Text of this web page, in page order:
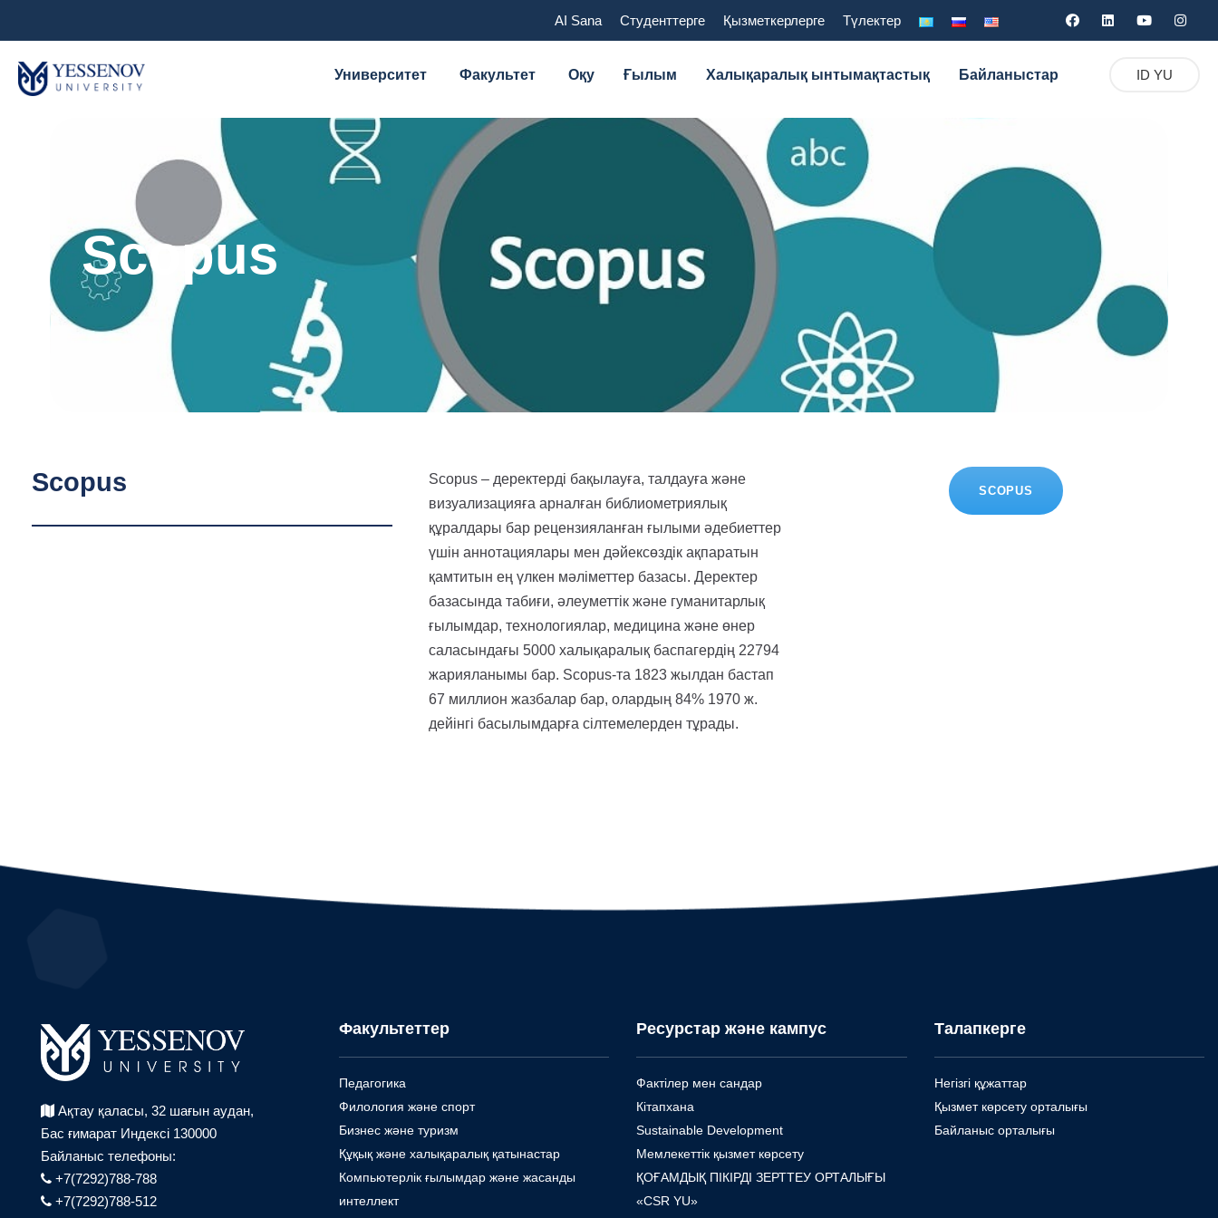
AI Sana Студенттерге Қызметкерлерге Түлектер
Университет Факультет Оқу Ғылым Халықаралық ынтымақтастық Байланыстар ID YU
Scopus
Scopus
Scopus – деректерді бақылауға, талдауға және
визуализацияға арналған библиометриялық
құралдары бар рецензияланған ғылыми әдебиеттер
үшін аннотациялары мен дәйексөздік ақпаратын
қамтитын ең үлкен мәліметтер базасы. Деректер
базасында табиғи, әлеуметтік және гуманитарлық
ғылымдар, технологиялар, медицина және өнер
саласындағы 5000 халықаралық баспагердің 22794
жарияланымы бар. Scopus-та 1823 жылдан бастап
67 миллион жазбалар бар, олардың 84% 1970 ж.
дейінгі басылымдарға сілтемелерден тұрады.
SCOPUS
Ақтау қаласы, 32 шағын аудан,
Бас ғимарат Индексі 130000
Байланыс телефоны:
+7(7292)788-788
+7(7292)788-512
Факультеттер
Педагогика
Филология және спорт
Бизнес және туризм
Құқық және халықаралық қатынастар
Компьютерлік ғылымдар және жасанды
интеллект
Ресурстар және кампус
Фактілер мен сандар
Кітапхана
Sustainable Development
Мемлекеттік қызмет көрсету
ҚОҒАМДЫҚ ПІКІРДІ ЗЕРТТЕУ ОРТАЛЫҒЫ
«CSR YU»
Талапкерге
Негізгі құжаттар
Қызмет көрсету орталығы
Байланыс орталығы